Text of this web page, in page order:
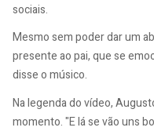
sociais.
Mesmo sem poder dar um
presente ao pai, que se
disse o músico.
Na legenda do vídeo,
momento. "E lá se vão uns